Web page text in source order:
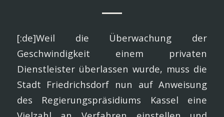
[:de]Weil die Überwachung der
Geschwindigkeit einem privaten
Dienstleister überlassen wurde, muss die
Stadt Friedrichsdorf nun auf Anweisung
des Regierungspräsidiums Kassel eine